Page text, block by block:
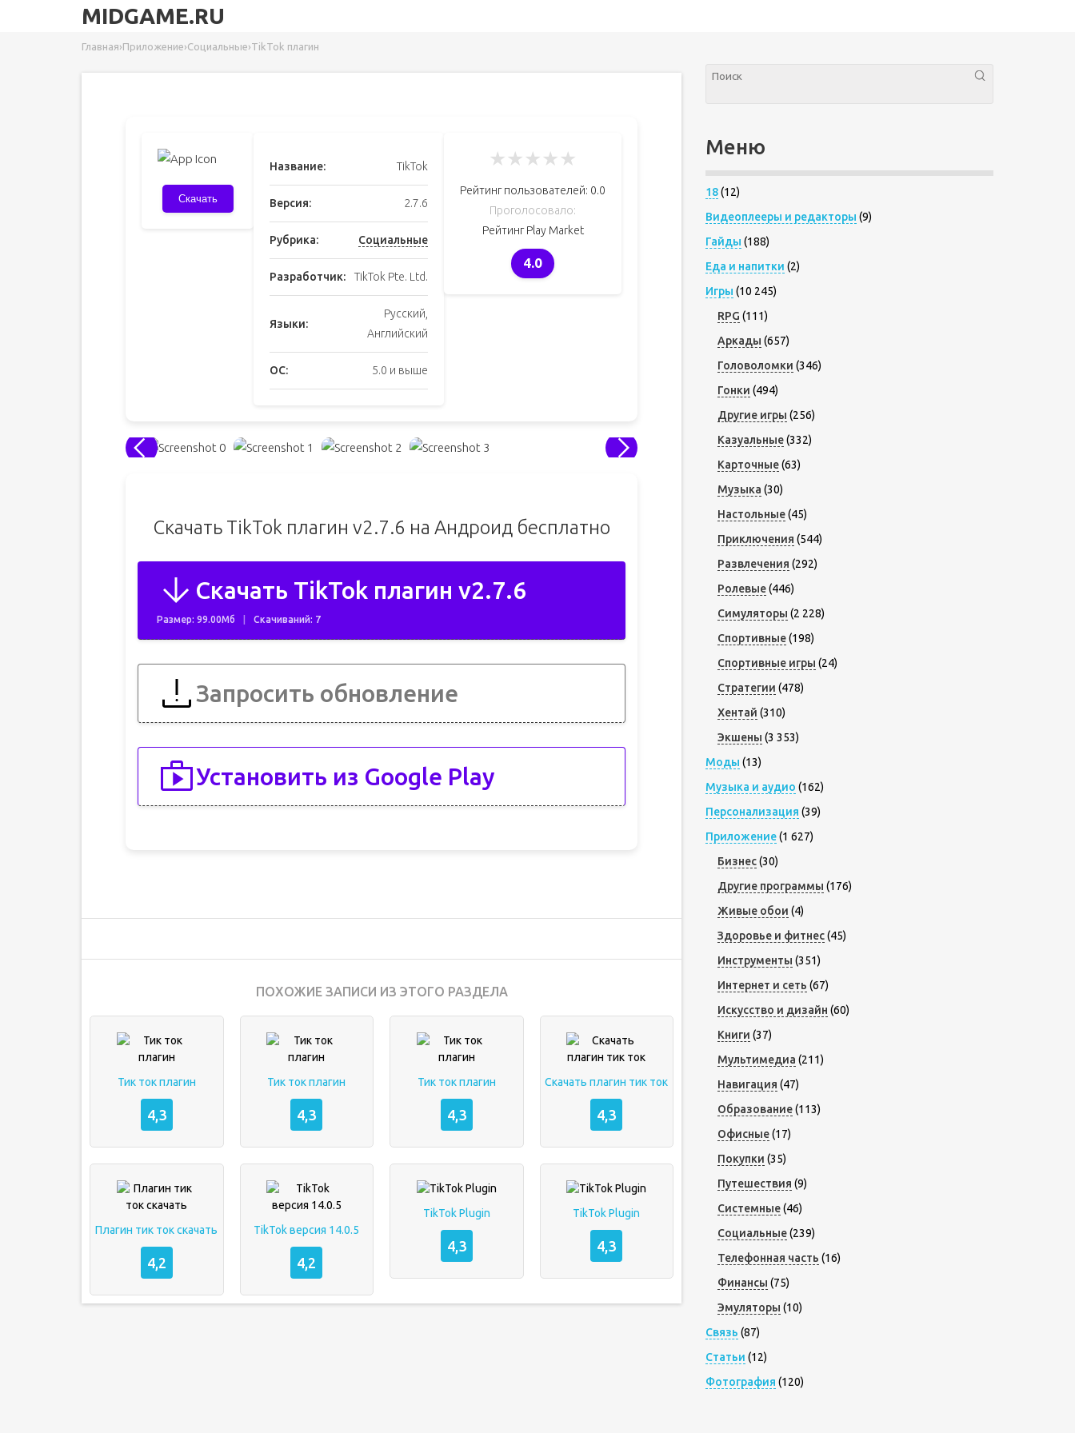
MIDGAME.RU
Главная›Приложение›Социальные›TikTok плагин
Скачать
Название: TikTok
Версия: 2.7.6
Рубрика: Социальные
Разработчик: TikTok Pte. Ltd.
Языки:
Русский,
Английский
ОС: 5.0 и выше
★★★★★
Рейтинг пользователей: 0.0
Проголосовало:
Рейтинг Play Market
4.0
Скачать TikTok плагин v2.7.6 на Андроид бесплатно
Скачать TikTok плагин v2.7.6
Размер: 99.00Мб Скачиваний: 7
Запросить обновление
Установить из Google Play
ПОХОЖИЕ ЗАПИСИ ИЗ ЭТОГО РАЗДЕЛА
Тик ток плагин
4,3
Тик ток плагин
4,3
Тик ток плагин
4,3
Скачать плагин тик ток
4,3
Плагин тик ток скачать
4,2
TikTok версия 14.0.5
4,2
TikTok Plugin
4,3
TikTok Plugin
4,3
Меню
18(12)
Видеоплееры и редакторы (9)
Гайды (188)
Еда и напитки (2)
Игры (10 245)
RPG (111)
Аркады (657)
Головоломки (346)
Гонки (494)
Другие игры (256)
Казуальные(332)
Карточные(63)
Музыка (30)
Настольные(45)
Приключения (544)
Развлечения (292)
Ролевые(446)
Симуляторы (2 228)
Спортивные(198)
Спортивные игры (24)
Стратегии (478)
Хентай (310)
Экшены (3 353)
Моды (13)
Музыка и аудио (162)
Персонализация (39)
Приложение(1 627)
Бизнес(30)
Другие программы (176)
Живые обои (4)
Здоровье и фитнес(45)
Инструменты (351)
Интернет и сеть (67)
Искусство и дизайн (60)
Книги (37)
Мультимедиа (211)
Навигация (47)
Образование(113)
Офисные(17)
Покупки (35)
Путешествия (9)
Системные(46)
Социальные(239)
Телефонная часть (16)
Финансы (75)
Эмуляторы (10)
Связь (87)
Статьи (12)
Фотография (120)